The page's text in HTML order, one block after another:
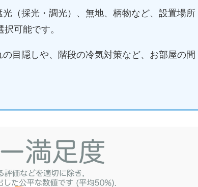
光（採光・調光）、無地、柄物など、設置場所
可能です。
目隠しや、階段の冷気対策など、お部屋の間